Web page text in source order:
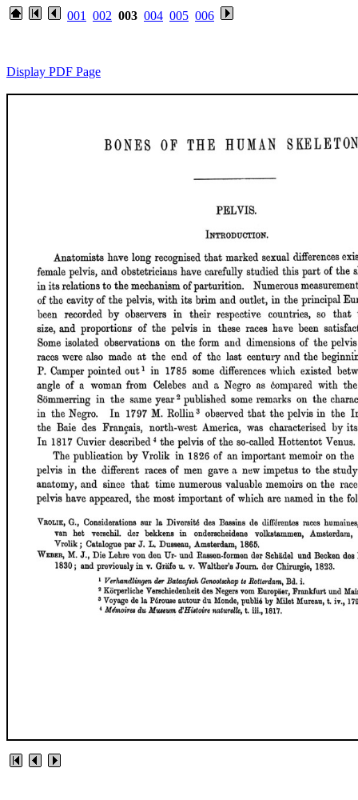
001 002 003 004 005 006
Display PDF Page